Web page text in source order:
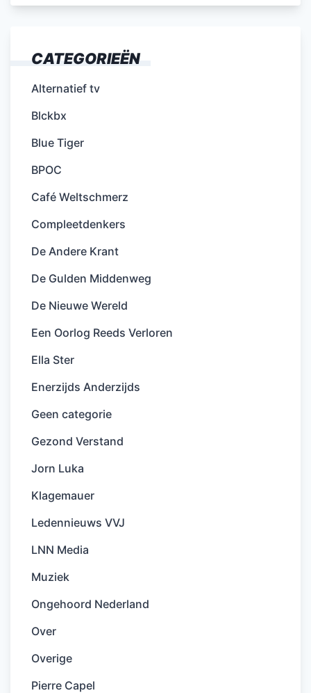
CATEGORIEËN
Alternatief tv
Blckbx
Blue Tiger
BPOC
Café Weltschmerz
Compleetdenkers
De Andere Krant
De Gulden Middenweg
De Nieuwe Wereld
Een Oorlog Reeds Verloren
Ella Ster
Enerzijds Anderzijds
Geen categorie
Gezond Verstand
Jorn Luka
Klagemauer
Ledennieuws VVJ
LNN Media
Muziek
Ongehoord Nederland
Over
Overige
Pierre Capel